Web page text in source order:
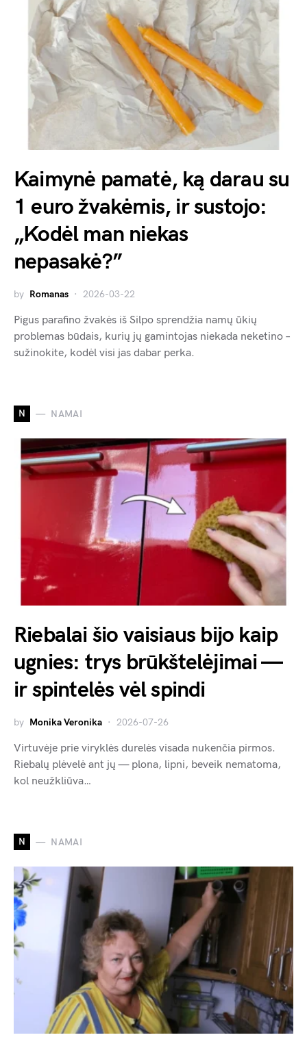
Kaimynė pamatė, ką darau su
1 euro žvakėmis, ir sustojo:
„Kodėl man niekas
nepasakė?”
by Romanas 2026-03-22
Pigus parafino žvakės iš Silpo sprendžia namų ūkių
problemas būdais, kurių jų gamintojas niekada neketino –
sužinokite, kodėl visi jas dabar perka.
N NAMAI
Riebalai šio vaisiaus bijo kaip
ugnies: trys brūkštelėjimai —
ir spintelės vėl spindi
by Monika Veronika 2026-07-26
Virtuvėje prie viryklės durelės visada nukenčia pirmos.
Riebalų plėvelė ant jų — plona, lipni, beveik nematoma,
kol neužkliūva…
N NAMAI